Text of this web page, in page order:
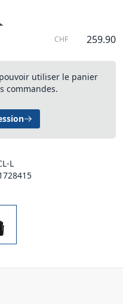
CHF 259.90
utiliser le panier
commandes.
L